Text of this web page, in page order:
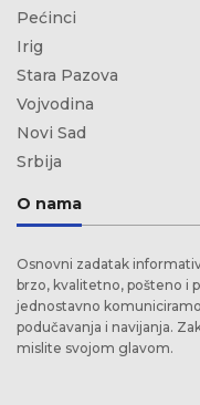
Pećinci
Irig
Stara Pazova
Vojvodina
Novi Sad
Srbija
O nama
Osnovni zadatak
brzo, kvalitetno, pošteno i
jednostavno
podučavanja i navijanja.
mislite svojom glavom.